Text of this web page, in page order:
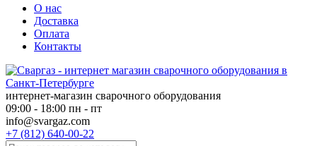
О нас
Доставка
Оплата
Контакты
интернет-магазин сварочного оборудования
09:00 - 18:00 пн - пт
info@svargaz.com
+7 (812) 640-00-22